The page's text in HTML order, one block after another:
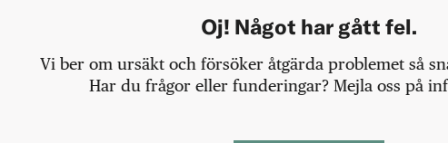
Oj! Något har gått fel.
Vi ber om ursäkt och försöker åtgärda problemet så
Har du frågor eller funderingar? Mejla oss på